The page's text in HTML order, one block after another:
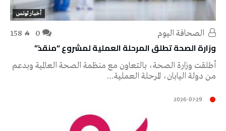
أخبار تونس
158
وزارة الصحة تطلق المرحلة العملية لمشروع “منقذ”
أطلقت وزارة الصحة، بالتعاون مع منظمة الصحة العالمية وبدعم
من دولة اليابان، المرحلة العملية…
2026-07-29